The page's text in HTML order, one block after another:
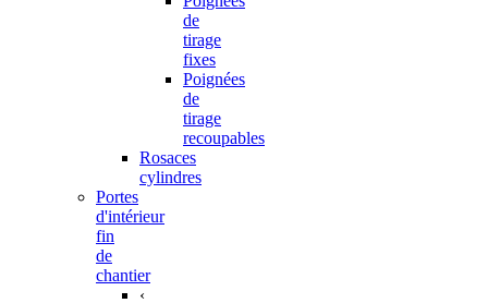
de
tirage
fixes
Poignées
de
tirage
recoupables
Rosaces
cylindres
Portes
d'intérieur
fin
de
chantier
‹